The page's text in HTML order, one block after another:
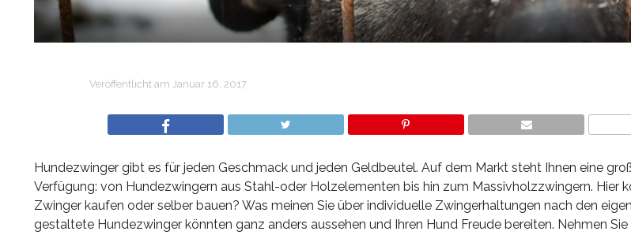
Veröffentlicht am Januar 16, 2017
Hundezwinger gibt es für jeden Geschmack und jeden Geldbeutel. Auf dem Markt steht Ihnen eine
Verfügung: von Hundezwingern aus Stahl-oder Holzelementen bis hin zum Massivholzzwingern. Hier
Zwinger kaufen oder selber bauen? Was meinen Sie über individuelle Zwingerhaltungen nach den
gestaltete Hundezwinger könnten ganz anders aussehen und Ihren Hund Freude bereiten. Nehmen